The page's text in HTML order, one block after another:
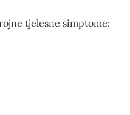
tjelesne simptome: